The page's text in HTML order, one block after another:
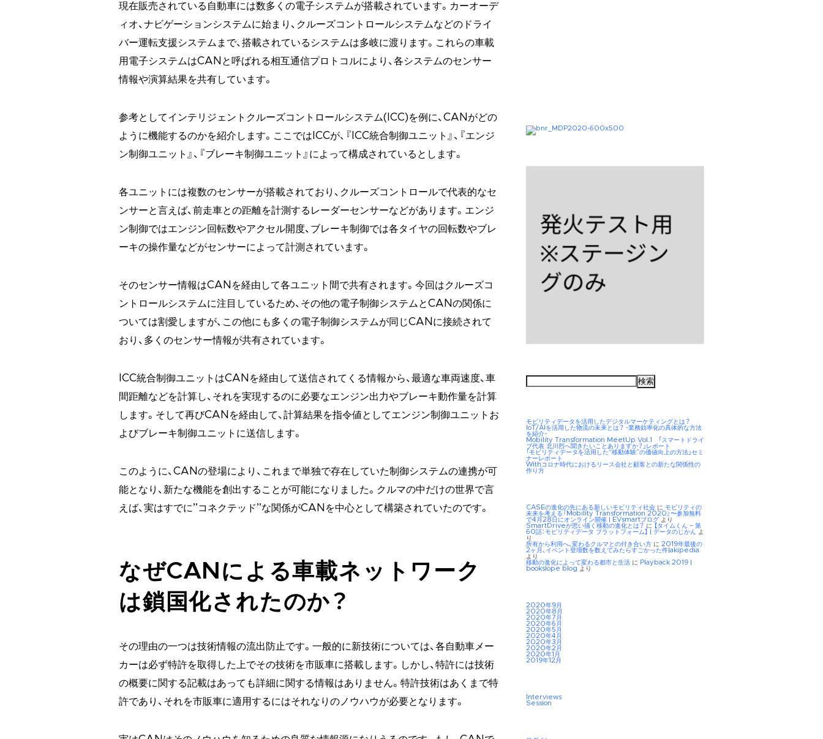
現在販売されている自動車には数多くの電子システムが搭載されています。カーオーデ
ィオ、ナビゲーションシステムに始まり、クルーズコントロールシステムなどのドライ
バー運転支援システムまで、搭載されているシステムは多岐に渡ります。これらの車載
用電子システムはCANと呼ばれる相互通信プロトコルにより、各システムのセンサー
情報や演算結果を共有しています。
参考としてインテリジェントクルーズコントロールシステム(ICC)を例に、CANがどの
ように機能するのかを紹介します。ここではICCが、『ICC統合制御ユニット』、『エンジ
ン制御ユニット』、『ブレーキ制御ユニット』によって構成されているとします。
各ユニットには複数のセンサーが搭載されており、クルーズコントロールで代表的なセ
ンサーと言えば、前走車との距離を計測するレーダーセンサーなどがあります。エンジ
ン制御ではエンジン回転数やアクセル開度、ブレーキ制御では各タイヤの回転数やブレ
ーキの操作量などがセンサーによって計測されています。
そのセンサー情報はCANを経由して各ユニット間で共有されます。今回はクルーズコ
ントロールシステムに注目しているため、その他の電子制御システムとCANの関係に
ついては割愛しますが、この他にも多くの電子制御システムが同じCANに接続されて
おり、多くのセンサー情報が共有されています。
ICC統合制御ユニットはCANを経由して送信されてくる情報から、最適な車両速度、車
間距離などを計算し、それを実現するのに必要なエンジン出力やブレーキ動作量を計算
します。そして再びCANを経由して、計算結果を指令値としてエンジン制御ユニットお
よびブレーキ制御ユニットに送信します。
このように、CANの登場により、これまで単独で存在していた制御システムの連携が可
能となり、新たな機能を創出することが可能になりました。クルマの中だけの世界で言
えば、実はすでに”コネクテッド”な関係がCANを中心として構築されていたのです。
なぜCANによる車載ネットワーク
は鎖国化されたのか？
その理由の一つは技術情報の流出防止です。一般的に新技術については、各自動車メー
カーは必ず特許を取得した上でその技術を市販車に搭載します。しかし、特許には技術
の概要に関する記載はあっても詳細に関する情報はありません。特許技術はあくまで特
許であり、それを市販車に適用するにはそれなりのノウハウが必要となります。
検
モビリティデータを活用したデジタルマーケティングとは？
IoT/AIを活用した物流の未来とは？ -業務効率化の具体的な方法
を紹介-
Mobility Transformation MeetUp Vol.1 「スマートドライ
ブ代表 北川烈へ聞きたいことありますか？」レポート
「モビリティデータを活用した“移動体験”の価値向上の方法」セミ
ナーレポート
Withコロナ時代におけるリース会社と顧客との新たな関係性の
作り方
CASEの進化の先にある新しいモビリティ社会 に モビリティの
未来を考える『Mobility Transformation 2020』〜参加無料
で4月28日にオンライン開催 | EVsmartブログ より
SmartDriveが思い描く移動の進化とは？ に
【タイムくん – 第
60話：モビリティデータ プラットフォーム】 | データのじかん よ
り
所有から利用へ、変わるクルマとの付き合い方 に 2019年最後の
2ヶ月、イベント登壇数を数えてみたらすごかった件|akipedia
より
移動の進化によって変わる都市と生活 に Playback 2019 |
bookslope blog より
2020年9月
2020年8月
2020年7月
2020年6月
2020年5月
2020年4月
2020年3月
2020年2月
2020年1月
2019年12月
Interviews
Session